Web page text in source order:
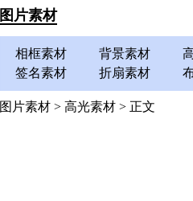
图片素材
相框素材 背景素材
签名素材
折扇素材
图片素材 > 高光素材 > 正文